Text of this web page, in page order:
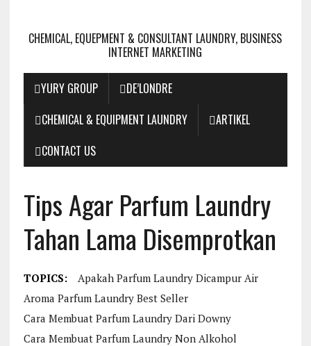
CHEMICAL, EQUEPMENT & CONSULTANT LAUNDRY, BUSINESS
INTERNET MARKETING
YURY GROUP
DE’LONDRE
CHEMICAL & EQUIPMENT LAUNDRY
ARTIKEL
CONTACT US
Tips Agar Parfum Laundry
Tahan Lama Disemprotkan
TOPICS:
Apakah Parfum Laundry Dicampur Air
Aroma Parfum Laundry Best Seller
Cara Membuat Parfum Laundry Dari Downy
Cara Membuat Parfum Laundry Non Alkohol